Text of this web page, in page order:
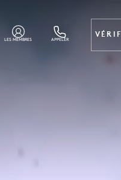
LES MEMBRES APPELER